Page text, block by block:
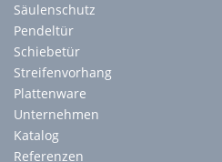
Säulenschutz
Pendeltür
Schiebetür
Streifenvorhang
Plattenware
Unternehmen
Katalog
Referenzen